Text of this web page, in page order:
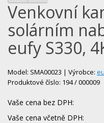
Venkovní
solárním
eufy S330,
Model: SMA00023 | Výrobce:
Produktové číslo: 194 / 000009
Vaše cena bez DPH:
Vaše cena včetně DPH: